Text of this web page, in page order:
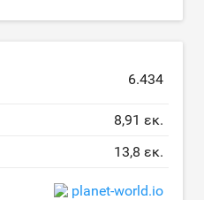
6.434
8,91 εκ.
13,8 εκ.
planet-world.io